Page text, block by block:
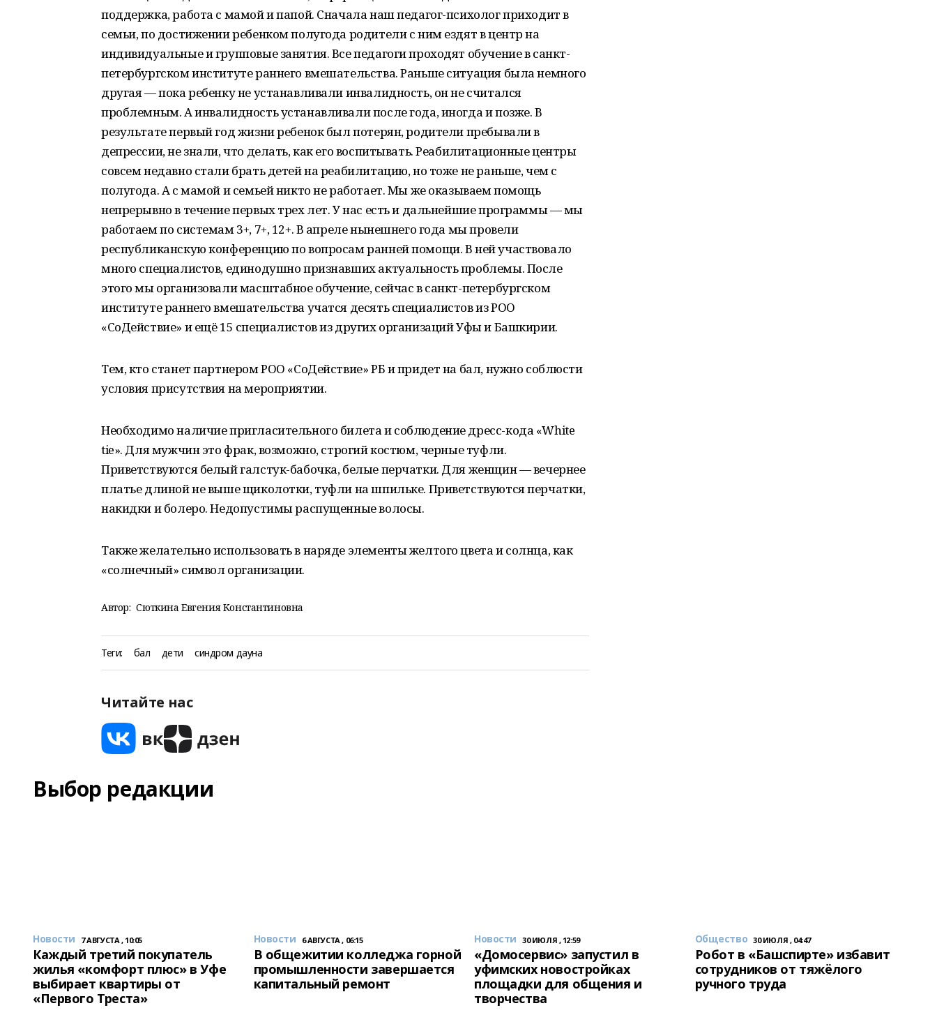
поддержка, работа с мамой и папой. Сначала наш педагог-психолог приходит в
семьи, по достижении ребенком полугода родители с ним ездят в центр на
индивидуальные и групповые занятия. Все педагоги проходят обучение в санкт-
петербургском институте раннего вмешательства. Раньше ситуация была немного
другая — пока ребенку не устанавливали инвалидность, он не считался
проблемным. А инвалидность устанавливали после года, иногда и позже. В
результате первый год жизни ребенок был потерян, родители пребывали в
депрессии, не знали, что делать, как его воспитывать. Реабилитационные центры
совсем недавно стали брать детей на реабилитацию, но тоже не раньше, чем с
полугода. А с мамой и семьей никто не работает. Мы же оказываем помощь
непрерывно в течение первых трех лет. У нас есть и дальнейшие программы — мы
работаем по системам 3+, 7+, 12+. В апреле нынешнего года мы провели
республиканскую конференцию по вопросам ранней помощи. В ней участвовало
много специалистов, единодушно признавших актуальность проблемы. После
этого мы организовали масштабное обучение, сейчас в санкт-петербургском
институте раннего вмешательства учатся десять специалистов из РОО
«СоДействие» и ещё 15 специалистов из других организаций Уфы и Башкирии.
Тем, кто станет партнером РОО «СоДействие» РБ и придет на бал, нужно соблюсти
условия присутствия на мероприятии.
Необходимо наличие пригласительного билета и соблюдение дресс-кода «White
tie». Для мужчин это фрак, возможно, строгий костюм, черные туфли.
Приветствуются белый галстук-бабочка, белые перчатки. Для женщин — вечернее
платье длиной не выше щиколотки, туфли на шпильке. Приветствуются перчатки,
накидки и болеро. Недопустимы распущенные волосы.
Также желательно использовать в наряде элементы желтого цвета и солнца, как
«солнечный» символ организации.
Автор: Сюткина Евгения Константиновна
Теги: бал дети синдром дауна
Читайте нас
Выбор редакции
Новости 7 АВГУСТА , 10:05
Каждый третий покупатель
жилья «комфорт плюс» в Уфе
выбирает квартиры от
«Первого Треста»
Новости 6 АВГУСТА , 06:15
В общежитии колледжа горной
промышленности завершается
капитальный ремонт
Новости 30 ИЮЛЯ , 12:59
«Домосервис» запустил в
уфимских новостройках
площадки для общения и
творчества
Общество 30 ИЮЛЯ , 04:47
Робот в «Башспирте» избавит
сотрудников от тяжёлого
ручного труда